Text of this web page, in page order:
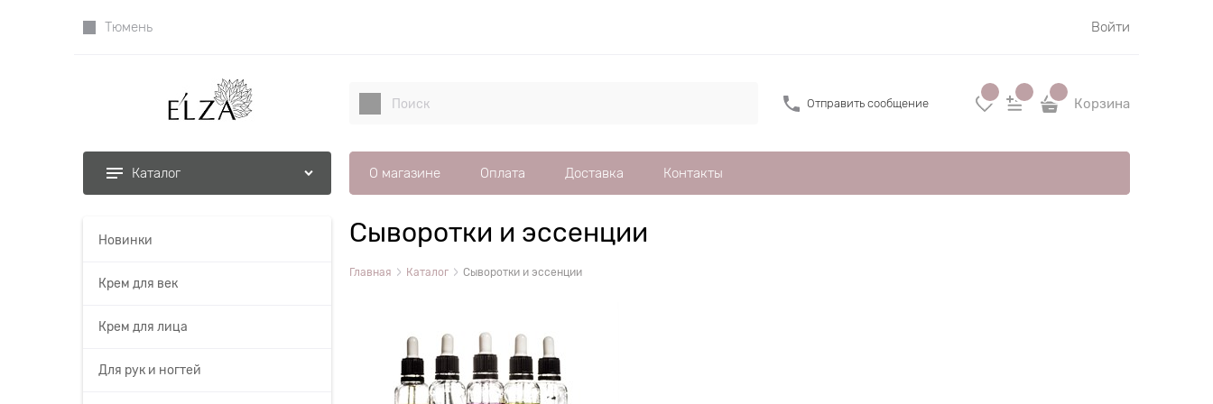
Тюмень Войти
Отправить сообщение Корзина
Каталог О магазине Оплата Доставка Контакты
Новинки
Крем для век
Крем для лица
Для рук и ногтей
Сыворотки и эссенции
Главная Каталог Сыворотки и эссенции